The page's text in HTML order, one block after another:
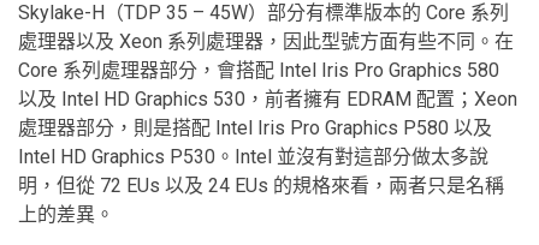
Skylake-H（TDP 35 – 45W）部分有標準版本的 Core 系列
處理器以及 Xeon 系列處理器，因此型號方面有些不同。在
Core 系列處理器部分，會搭配 Intel Iris Pro Graphics 580
以及 Intel HD Graphics 530，前者擁有 EDRAM 配置；Xeon
處理器部分，則是搭配 Intel Iris Pro Graphics P580 以及
Intel HD Graphics P530。Intel 並沒有對這部分做太多說
明，但從 72 EUs 以及 24 EUs 的規格來看，兩者只是名稱
上的差異。